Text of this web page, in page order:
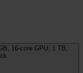
16-core GPU, 1 TB,